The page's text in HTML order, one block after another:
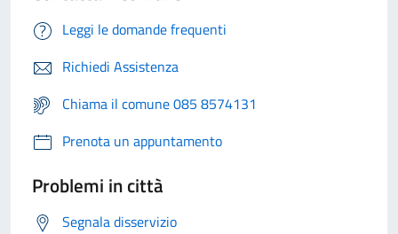
Leggi le domande frequenti
Richiedi Assistenza
Chiama il comune 085 8574131
Prenota un appuntamento
Problemi in città
Segnala disservizio